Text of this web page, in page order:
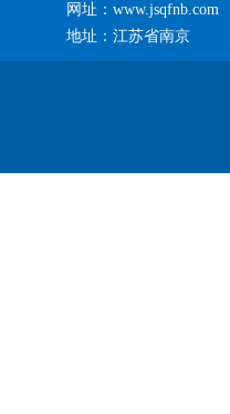
网址：www.jsqfnb.com
地址：江苏省南京